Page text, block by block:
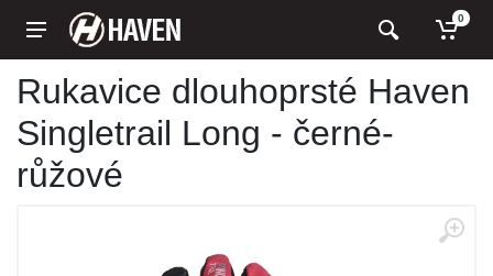
0
Rukavice dlouhoprsté Haven
Singletrail Long - černé-
růžové